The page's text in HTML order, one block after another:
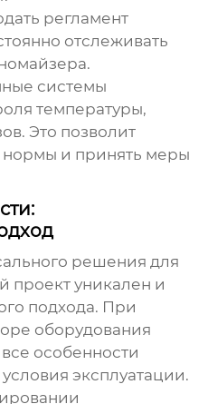
регламент
отслеживать
системы
температуры,
Это позволит
нормы и принять меры
решения для
проект уникален и
подхода. При
оборудования
особенности
эксплуатации.